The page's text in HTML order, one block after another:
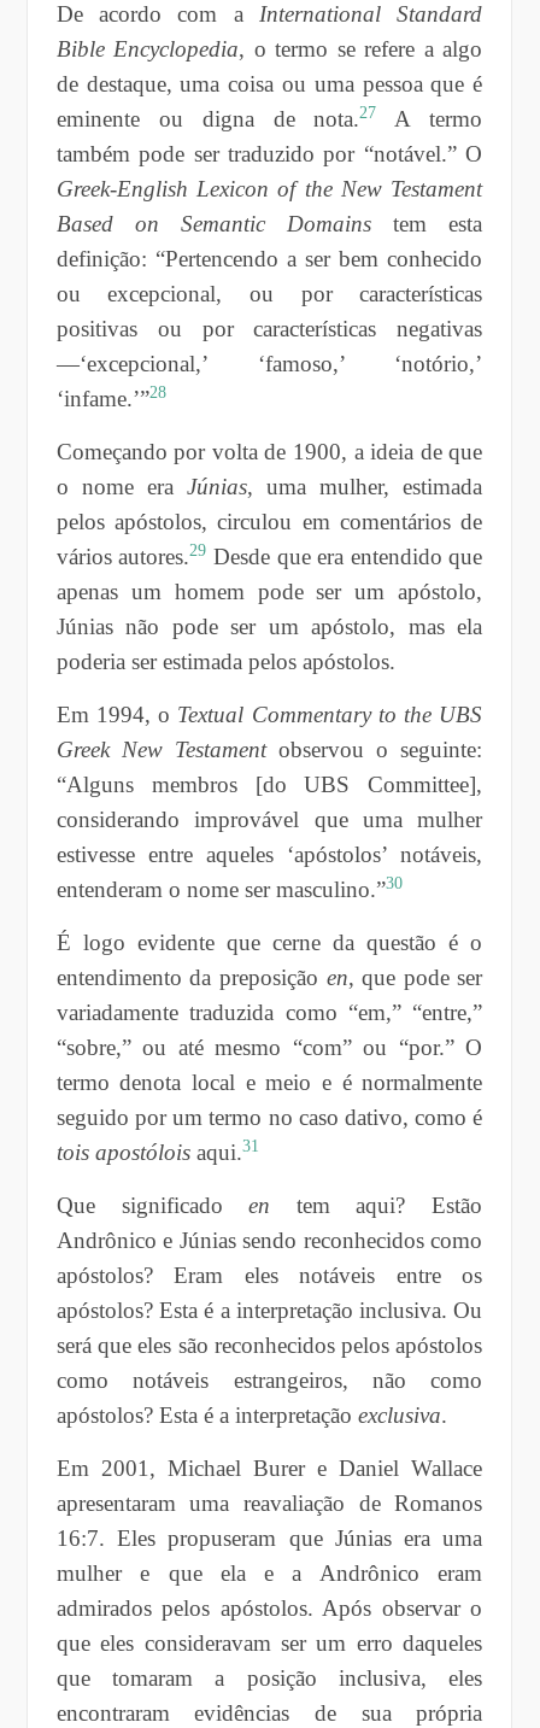
De acordo com a International Standard
Bible Encyclopedia, o termo se refere a algo
de destaque, uma coisa ou uma pessoa que é
eminente ou digna de nota.27
A termo
também pode ser traduzido por “notável.” O
Greek-English Lexicon of the New Testament
Based on Semantic Domains tem esta
definição: “Pertencendo a ser bem conhecido
ou excepcional, ou por características
positivas ou por características negativas
—‘excepcional,’ ‘famoso,’ ‘notório,’
‘infame.’”28
Começando por volta de 1900, a ideia de que
o nome era Júnias, uma mulher, estimada
pelos apóstolos, circulou em comentários de
vários autores.29 Desde que era entendido que
apenas um homem pode ser um apóstolo,
Júnias não pode ser um apóstolo, mas ela
poderia ser estimada pelos apóstolos.
Em 1994, o Textual Commentary to the UBS
Greek New Testamentobservou o seguinte:
“Alguns membros [do UBS Committee],
considerando improvável que uma mulher
estivesse entre aqueles ‘apóstolos’ notáveis,
entenderam o nome ser masculino.”­30
É logo evidente que cerne da questão é o
entendimento da preposição en, que pode ser
variadamente traduzida como “em,” “entre,”
“sobre,” ou até mesmo “com” ou “por.” O
termo denota local e meio e é normalmente
seguido por um termo no caso dativo, como é
tois apostóloisaqui.31
Que significadoen tem aqui? Estão
Andrônico e Júnias sendo reconhecidos como
apóstolos? Eram eles notáveis entre os
apóstolos? Esta é a interpretação inclusiva. Ou
será que eles são reconhecidos pelos apóstolos
como notáveis estrangeiros, não como
apóstolos? Esta é a interpretação exclusiva.
Em 2001, Michael Burer e Daniel Wallace
apresentaram uma reavaliação de Romanos
16:7. Eles propuseram que Júnias era uma
mulher e que ela e a Andrônico eram
admirados pelos apóstolos. Após observar o
que eles consideravam ser um erro daqueles
que tomaram a posição inclusiva, eles
encontraram evidências de sua própria